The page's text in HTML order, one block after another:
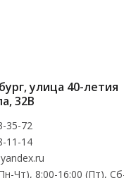
улица 40-летия
32В
35-72
11-14
Чт), 8:00-16:00 (Пт),